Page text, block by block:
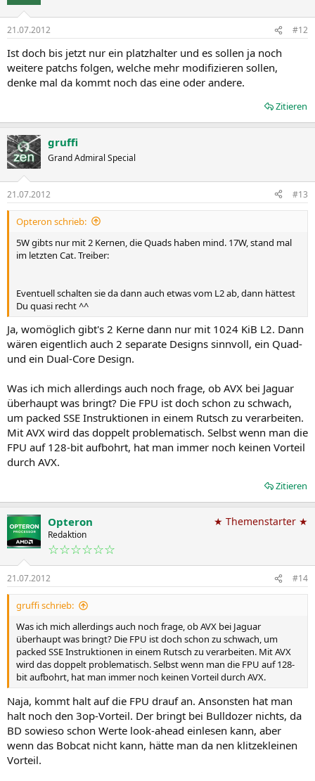
21.07.2012 #12
Ist doch bis jetzt nur ein platzhalter und es sollen ja noch
weitere patchs folgen, welche mehr modifizieren sollen,
denke mal da kommt noch das eine oder andere.
Zitieren
gruffi
Grand Admiral Special
21.07.2012 #13
Opteron schrieb:
5W gibts nur mit 2 Kernen, die Quads haben mind. 17W, stand mal
im letzten Cat. Treiber:
Eventuell schalten sie da dann auch etwas vom L2 ab, dann hättest
Du quasi recht ^^
Ja, womöglich gibt's 2 Kerne dann nur mit 1024 KiB L2. Dann
wären eigentlich auch 2 separate Designs sinnvoll, ein Quad-
und ein Dual-Core Design.
Was ich mich allerdings auch noch frage, ob AVX bei Jaguar
überhaupt was bringt? Die FPU ist doch schon zu schwach,
um packed SSE Instruktionen in einem Rutsch zu verarbeiten.
Mit AVX wird das doppelt problematisch. Selbst wenn man die
FPU auf 128-bit aufbohrt, hat man immer noch keinen Vorteil
durch AVX.
Zitieren
Opteron
Redaktion
☆☆☆☆☆☆
★ Themenstarter ★
21.07.2012 #14
gruffi schrieb:
Was ich mich allerdings auch noch frage, ob AVX bei Jaguar
überhaupt was bringt? Die FPU ist doch schon zu schwach, um
packed SSE Instruktionen in einem Rutsch zu verarbeiten. Mit AVX
wird das doppelt problematisch. Selbst wenn man die FPU auf 128-
bit aufbohrt, hat man immer noch keinen Vorteil durch AVX.
Naja, kommt halt auf die FPU drauf an. Ansonsten hat man
halt noch den 3op-Vorteil. Der bringt bei Bulldozer nichts, da
BD sowieso schon Werte look-ahead einlesen kann, aber
wenn das Bobcat nicht kann, hätte man da nen klitzekleinen
Vorteil.